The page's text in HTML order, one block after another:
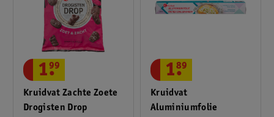
Kruidvat Zachte Zoete
Drogisten Drop
1.
99
Kruidvat
Aluminiumfolie
1.
89